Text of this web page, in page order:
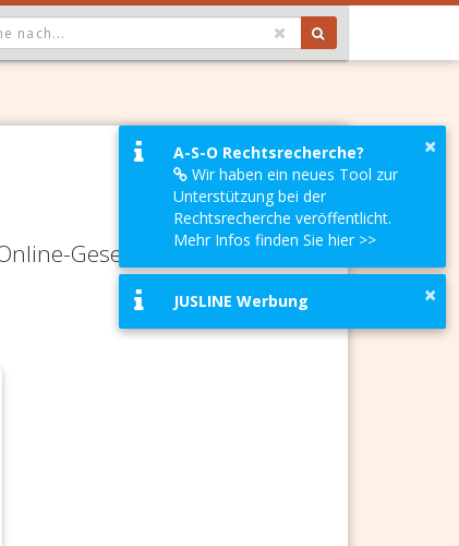
GEWÄHLTER WERT IST ALLE
Gesetze-Services und
×
A-S-O Rechtsrecherche?
Wir haben ein neues Tool zur
Unterstützung bei der
Rechtsrecherche veröffentlicht.
Mehr Infos finden Sie hier >>
×
JUSLINE Werbung